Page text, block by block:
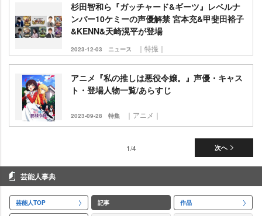
杉田智和ら『ガッチャード&ギーツ』レベルナ
ンバー10ケミーの声優解禁 宮本充&甲斐田裕子
&KENN&天崎滉平が登場
2023-12-03 ニュース ｜特撮｜
アニメ『私の推しは悪役令嬢。』声優・キャス
ト・登場人物一覧/あらすじ
2023-09-28 特集 ｜アニメ｜
次へ
1/4
芸能人事典
芸能人TOP 記事 作品